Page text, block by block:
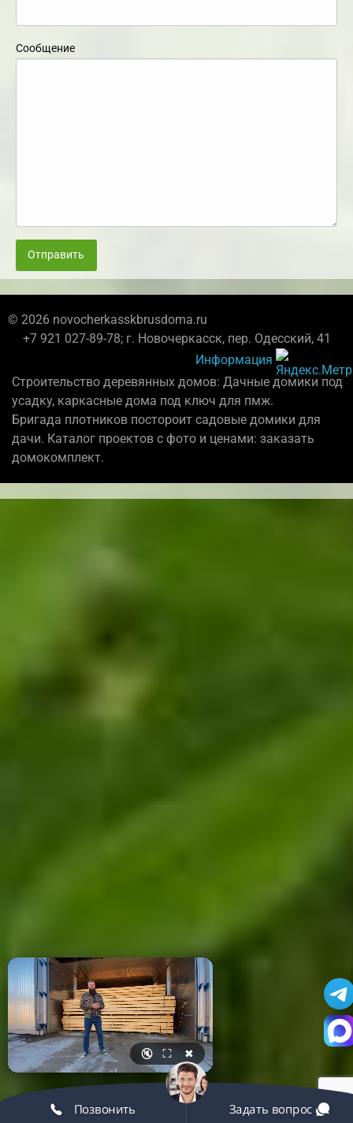
Сообщение
Отправить
© 2026 novocherkasskbrusdoma.ru
+7 921 027-89-78; г. Новочеркасск, пер. Одесский, 41
Информация
Строительство деревянных домов: Дачные домики под
усадку, каркасные дома под ключ для пмж.
Бригада плотников постороит садовые домики для
дачи. Каталог проектов с фото и ценами: заказать
домокомплект.
🔇 ⛶ ✖
Позвонить Задать вопрос